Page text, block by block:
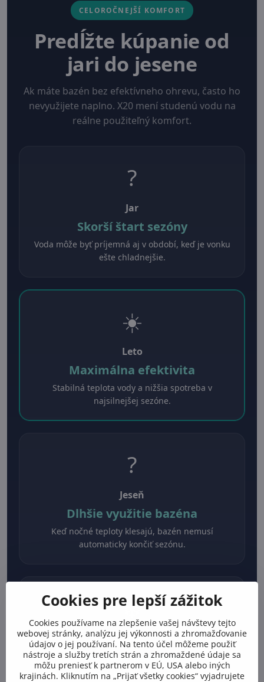
CELOROČNEJŠÍ KOMFORT
Predĺžte kúpanie od
jari do jesene
Ak máte bazén bez efektívneho ohrevu, často ho
nevyužijete naplno. X20 mení studenú vodu na
reálne použiteľný komfort.
?
Jar
Skorší štart sezóny
Voda môže byť príjemná aj v období, keď je vonku
ešte chladnejšie.
☀️
Leto
Maximálna efektivita
Stabilná teplota vody a nižšia spotreba v
najsilnejšej sezóne.
?
Jeseň
Dlhšie využitie bazéna
Keď nočné teploty klesajú, bazén nemusí
automaticky končiť sezónu.
❄️
Zima
Funkcie ochrany
Praktický doplnok k celkovej správe bazénovej
Cookies pre lepší zážitok
Cookies používame na zlepšenie vašej návštevy tejto
webovej stránky, analýzu jej výkonnosti a zhromažďovanie
údajov o jej používaní. Na tento účel môžeme použiť
nástroje a služby tretích strán a zhromaždené údaje sa
môžu preniesť k partnerom v EÚ, USA alebo iných
krajinách. Kliknutím na „Prijať všetky cookies“ vyjadrujete